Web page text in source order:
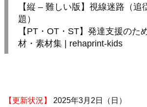
【縦 – 難しい版】視線迷路（追
題）
【PT・OT・ST】発達支援のた
材・素材集 | rehaprint-kids
【更新状況】 2025年3月2日（日）